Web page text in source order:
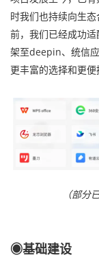
时我们也持续向生
前，我们已经成功
架至deepin、统信
更丰富的选择和更便
（部分
◉基础建设